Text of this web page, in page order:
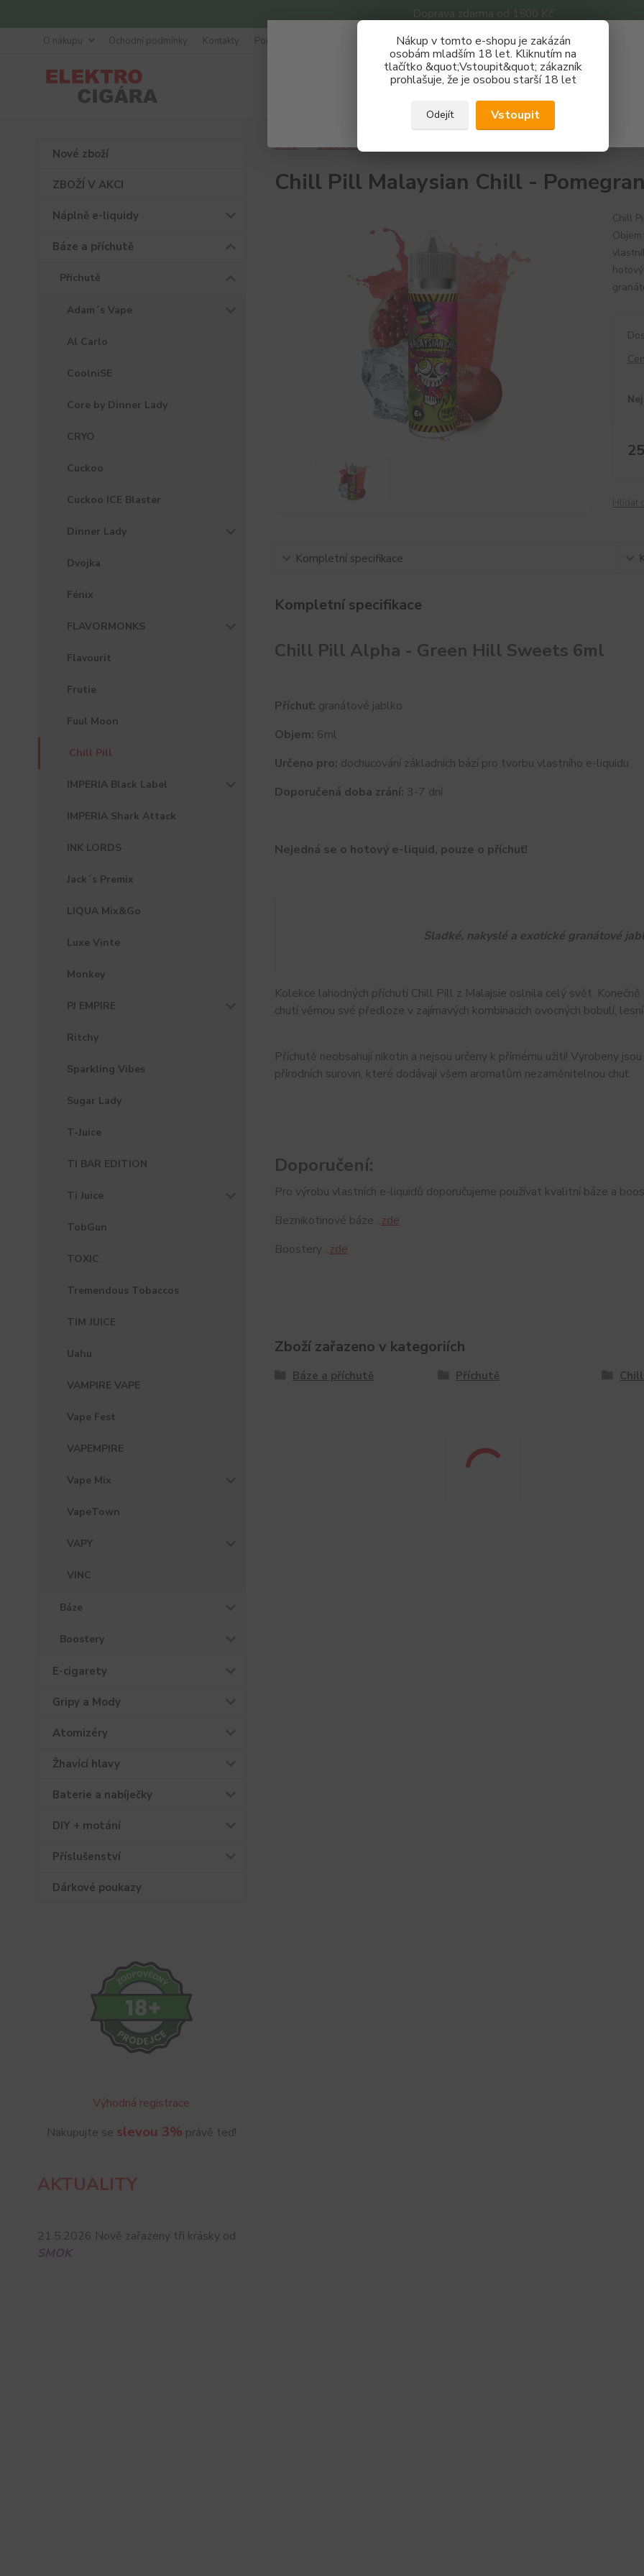
Doprava zdarma od 1500 Kč
Nákup v tomto e-shopu je zakázán
osobám mladším 18 let. Kliknutím na
tlačítko &quot;Vstoupit&quot; zákazník
prohlašuje, že je osobou starší 18 let
Odejít Vstoupit
O nákupu Ochodní podmínky Kontakty Poradna
Hledat
Nové zboží
ZBOŽÍ V AKCI
Náplně e-liquidy
Báze a příchutě
Příchutě
Adam´s Vape
Al Carlo
CoolniSE
Core by Dinner Lady
CRYO
Cuckoo
Cuckoo ICE Blaster
Dinner Lady
Dvojka
Fénix
FLAVORMONKS
Flavourit
Frutie
Fuul Moon
Chill Pill
IMPERIA Black Label
IMPERIA Shark Attack
INK LORDS
Jack´s Premix
LIQUA Mix&Go
Luxe Vinte
Monkey
PJ EMPIRE
Ritchy
Sparkling Vibes
Sugar Lady
T-Juice
TI BAR EDITION
Ti Juice
TobGun
TOXIC
Tremendous Tobaccos
TIM JUICE
Uahu
VAMPIRE VAPE
Vape Fest
VAPEMPIRE
Vape Mix
VapeTown
VAPY
VINC
Báze
Boostery
E-cigarety
Gripy a Mody
Atomizéry
Žhavící hlavy
Baterie a nabíječky
DIY + motání
Příslušenství
Dárkové poukazy
Výhodná registrace
Nakupujte se slevou 3% právě teď!
AKTUALITY
21.5.2026 Nově zařazeny tři krásky od
SMOK
Úvod Báze a příchutě Chill Pill Malaysian Chill -
Chill Pill Malaysian Chill -
Chill
Kompletní specifikace
Kompletní specifikace
Chill Pill Alpha - Green Hill Sweets 6ml
Příchuť: granátové jablko
Objem: 6ml
Určeno pro: dochucování základních bází pro tvorbu vlastního e-liquidu
Doporučená doba zrání: 3-7 dní
Nejedná se o hotový e-liquid, pouze o příchuť!
Sladké, nakyslé a exotické granátové
Kolekce lahodných příchutí Chill Pill z Malajsie oslnila celý svět.
chutí věrnou své předloze v zajímavých kombinacích ovocných bobulí,
Příchutě neobsahují nikotin a nejsou určeny k přímému užití! Vyrobeny
přírodních surovin, které dodávají všem aromatům nezaměnitelnou chuť.
Doporučení:
Pro výrobu vlastních e-liquidů doporučujeme používat kvalitní báze a
Beznikotinové báze ..zde
Boostery ..zde
Zboží zařazeno v kategoriích
Báze a příchutě Příchutě
Získej slevu 3%
Zaregistruj se a nakupuj se slevou právě teď!
REGISTRAČNÍ FORMULÁŘ
Zavřít